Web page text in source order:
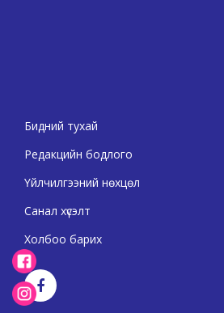
Бидний тухай
Редакцийн бодлого
Үйлчилгээний нөхцөл
Санал хүсэлт
Холбоо барих